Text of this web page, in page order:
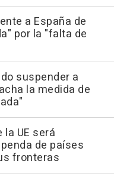
a España de
por la "falta de
suspender a
la medida de
UE será
de países
fronteras